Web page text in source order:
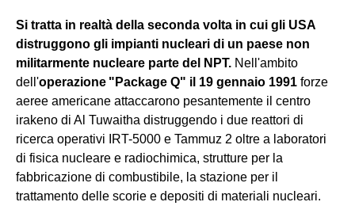
Si tratta in realtà della seconda volta in cui gli USA
distruggono gli impianti nucleari di un paese non
militarmente nucleare parte del NPT. Nell'ambito
dell'operazione "Package Q" il 19 gennaio 1991 forze
aeree americane attaccarono pesantemente il centro
irakeno di Al Tuwaitha distruggendo i due reattori di
ricerca operativi IRT-5000 e Tammuz 2 oltre a laboratori
di fisica nucleare e radiochimica, strutture per la
fabbricazione di combustibile, la stazione per il
trattamento delle scorie e depositi di materiali nucleari.